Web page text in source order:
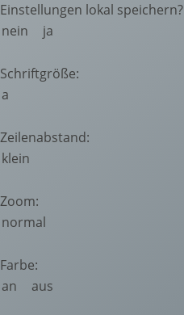
Einstellungen lokal speichern?
nein
ja
Schriftgröße:
a
Zeilenabstand:
klein
Zoom:
normal
Farbe:
an
aus